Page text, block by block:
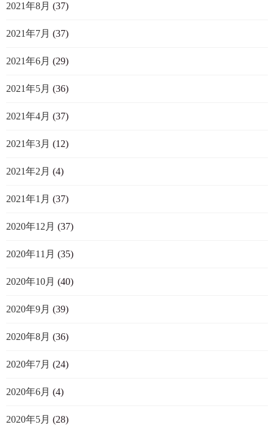
2021年8月 (37)
2021年7月 (37)
2021年6月 (29)
2021年5月 (36)
2021年4月 (37)
2021年3月 (12)
2021年2月 (4)
2021年1月 (37)
2020年12月 (37)
2020年11月 (35)
2020年10月 (40)
2020年9月 (39)
2020年8月 (36)
2020年7月 (24)
2020年6月 (4)
2020年5月 (28)